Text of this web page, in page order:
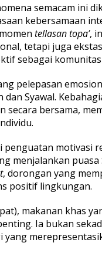
semacam ini
kebersamaan
tellasan topa’,
tetapi juga
sebagai
pelepasan
Syawal.
secara bersama,
penguatan motivasi
menjalankan
, dorongan yang
positif lingkungan.
makanan khas
Ia bukan
yang